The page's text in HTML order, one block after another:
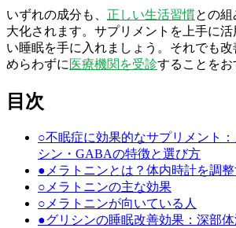
いずれの成分も、 正しい生活習慣との
大化されます。サプリメントを上手に
い睡眠を手に入れましょう。それでも
めらわずに 医療機関を受診することをお
目次
○不眠症に効果的なサプリメント
シン・GABAの特徴と選び方
● メラトニンとは？体内時計を調
○ メラトニンの主な効果
○ メラトニンが向いている人
●グリシンの睡眠改善効果：深部